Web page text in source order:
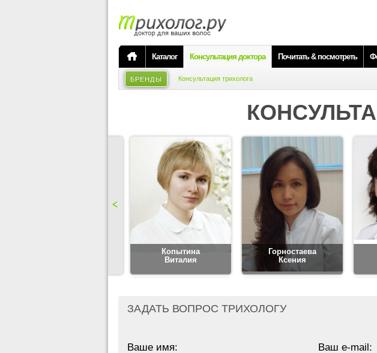
Каталог Консультация доктора Почитать & посмотреть
БРЕНДЫ Консультация трихолога
Копытина
Виталия
Горностаева
Ксения
ЗАДАТЬ ВОПРОС ТРИХОЛОГУ
Ваше имя: Ваш e-mail: